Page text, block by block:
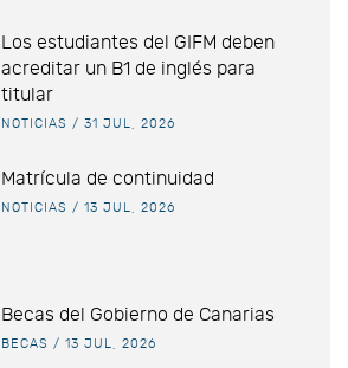
Los estudiantes del GIFM deben
acreditar un B1 de inglés para
titular
NOTICIAS / 31 JUL, 2026
Matrícula de continuidad
NOTICIAS / 13 JUL, 2026
Becas del Gobierno de Canarias
BECAS / 13 JUL, 2026